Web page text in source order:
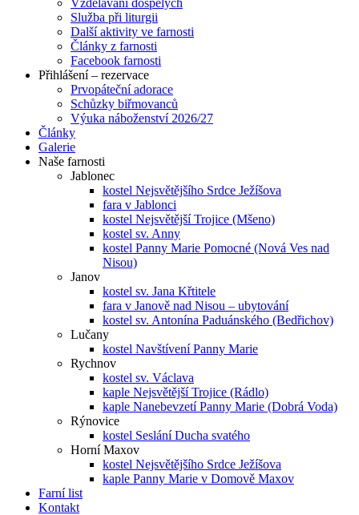
Vzdělávání dospělých
Služba při liturgii
Další aktivity ve farnosti
Články z farnosti
Facebook farnosti
Přihlášení – rezervace
Prvopáteční adorace
Schůzky biřmovanců
Výuka náboženství 2026/27
Články
Galerie
Naše farnosti
Jablonec
kostel Nejsvětějšího Srdce Ježíšova
fara v Jablonci
kostel Nejsvětější Trojice (Mšeno)
kostel sv. Anny
kostel Panny Marie Pomocné (Nová Ves nad
Nisou)
Janov
kostel sv. Jana Křtitele
fara v Janově nad Nisou – ubytování
kostel sv. Antonína Paduánského (Bedřichov)
Lučany
kostel Navštívení Panny Marie
Rychnov
kostel sv. Václava
kaple Nejsvětější Trojice (Rádlo)
kaple Nanebevzetí Panny Marie (Dobrá Voda)
Rýnovice
kostel Seslání Ducha svatého
Horní Maxov
kostel Nejsvětějšího Srdce Ježíšova
kaple Panny Marie v Domově Maxov
Farní list
Kontakt